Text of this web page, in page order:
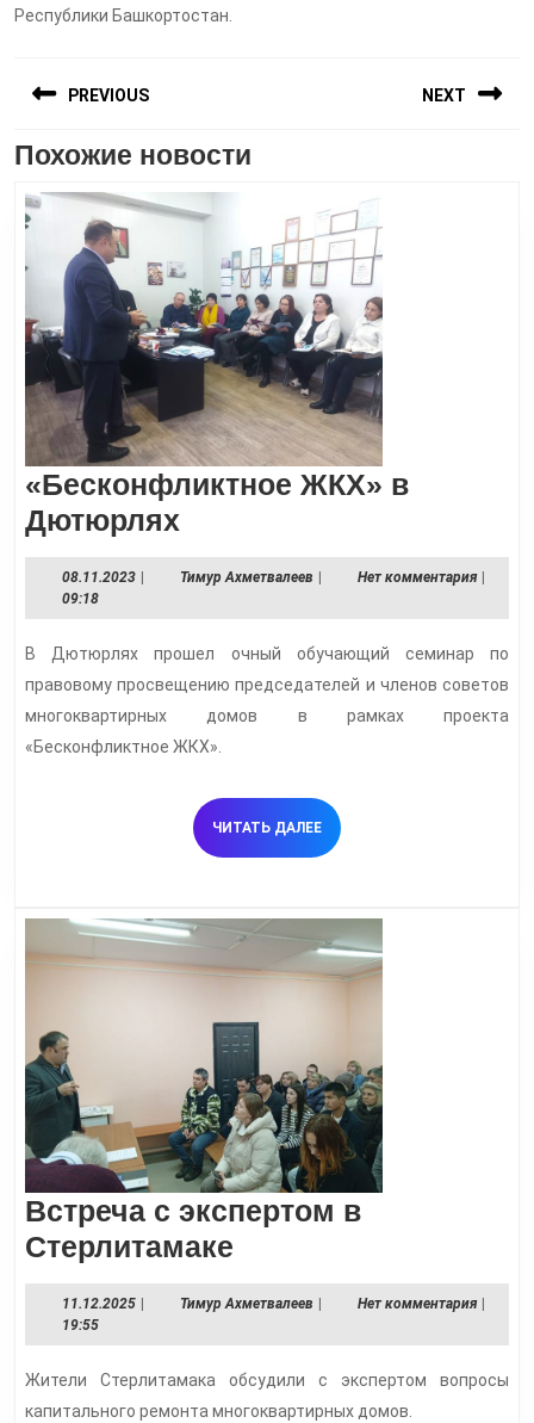
Республики Башкортостан.
по
записям
PREVIOUS
Предыдущая
запись:
NEXT
Похожие новости
«Бесконфликтное ЖКХ» в
Дютюрлях«Бесконфликтное
ЖКХ»
в
Дютюрлях
08.11.202308.11.2023Тимур АхметвалеевТимур
Нет комментария
09:18
В Дютюрлях прошел очный обучающий семинар по
правовому просвещению председателей и членов советов
многоквартирных домов в рамках проекта
«Бесконфликтное ЖКХ».
ЧИТАТЬ ДАЛЕЕЧИТАТЬ
ДАЛЕЕ
Встреча с экспертом в
Стерлитамаке
с
экспертом
в
Стерлитамаке
11.12.202511.12.2025Тимур АхметвалеевТимур
Нет комментария
19:55
Жители Стерлитамака обсудили с экспертом вопросы
капитального ремонта многоквартирных домов.